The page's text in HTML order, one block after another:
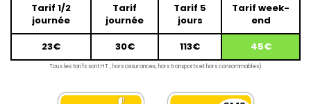
Tarif 1/2
journée
Tarif
journée
Tarif 5
jours
Tarif week-
end
23€
30€ 113€ 45€
Tous les tarifs sont HT , hors assurances, hors transports et hors consommables)